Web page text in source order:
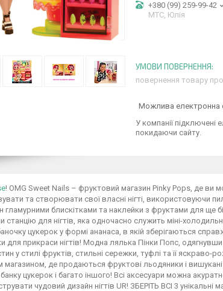
+380 (99) 259-99-42
МТС, Юлія
повернення товару
У компанії підключені
покидаючи сайту.
! OMG Sweet Nails – фруктовий магазин Pinky Pops, де ви
та створювати свої власні нігті, використовуючи
гламурними блискітками та наклейки з фруктами для ще
для нігтів, яка одночасно служить міні-
цукерок у формі ананаса, в якій зберігаються
для прикраси нігтів! Модна лялька Пінки Попс,
у стилі фруктів, стильні сережки, туфлі та її
де продаються фруктові льодяники і
цукерок і багато іншого! Всі аксесуари можна
чудовий дизайн нігтів UR! ЗБЕРІТЬ ВСІ 3